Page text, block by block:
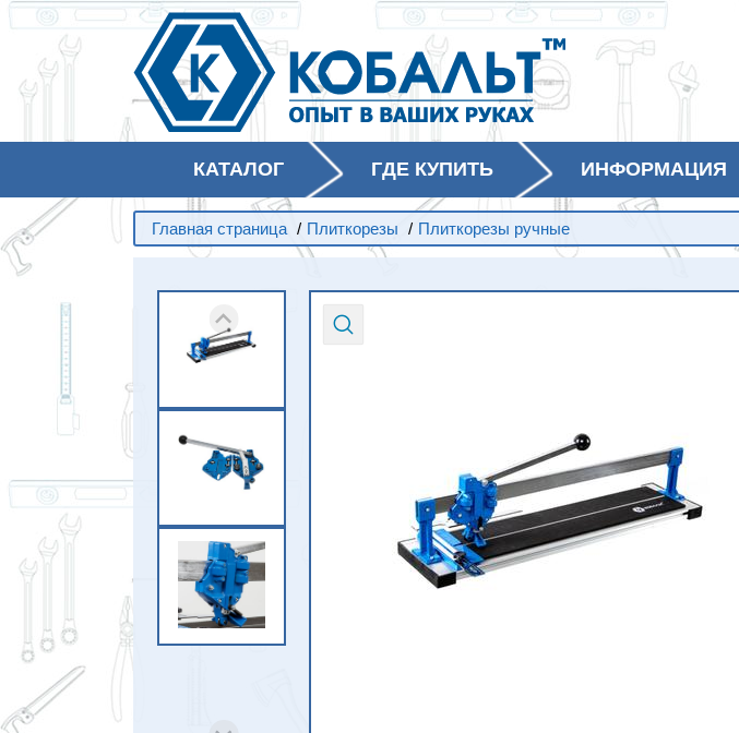
КАТАЛОГ ГДЕ КУПИТЬ ИНФОРМАЦИЯ
Главная страница / Плиткорезы / Плиткорезы ручные